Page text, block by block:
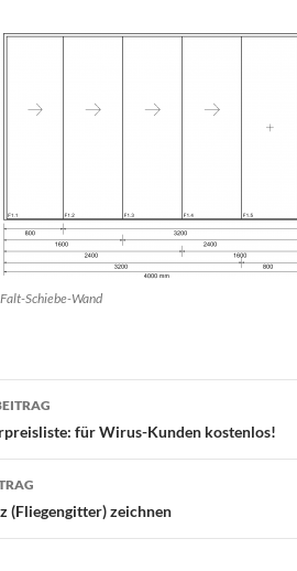
Falt-Schiebe-Wand
für Wirus-Kunden kostenlos!
(Fliegengitter) zeichnen